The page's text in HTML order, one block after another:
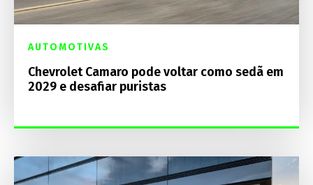
AUTOMOTIVAS
Chevrolet Camaro pode voltar como sedã em
2029 e desafiar puristas